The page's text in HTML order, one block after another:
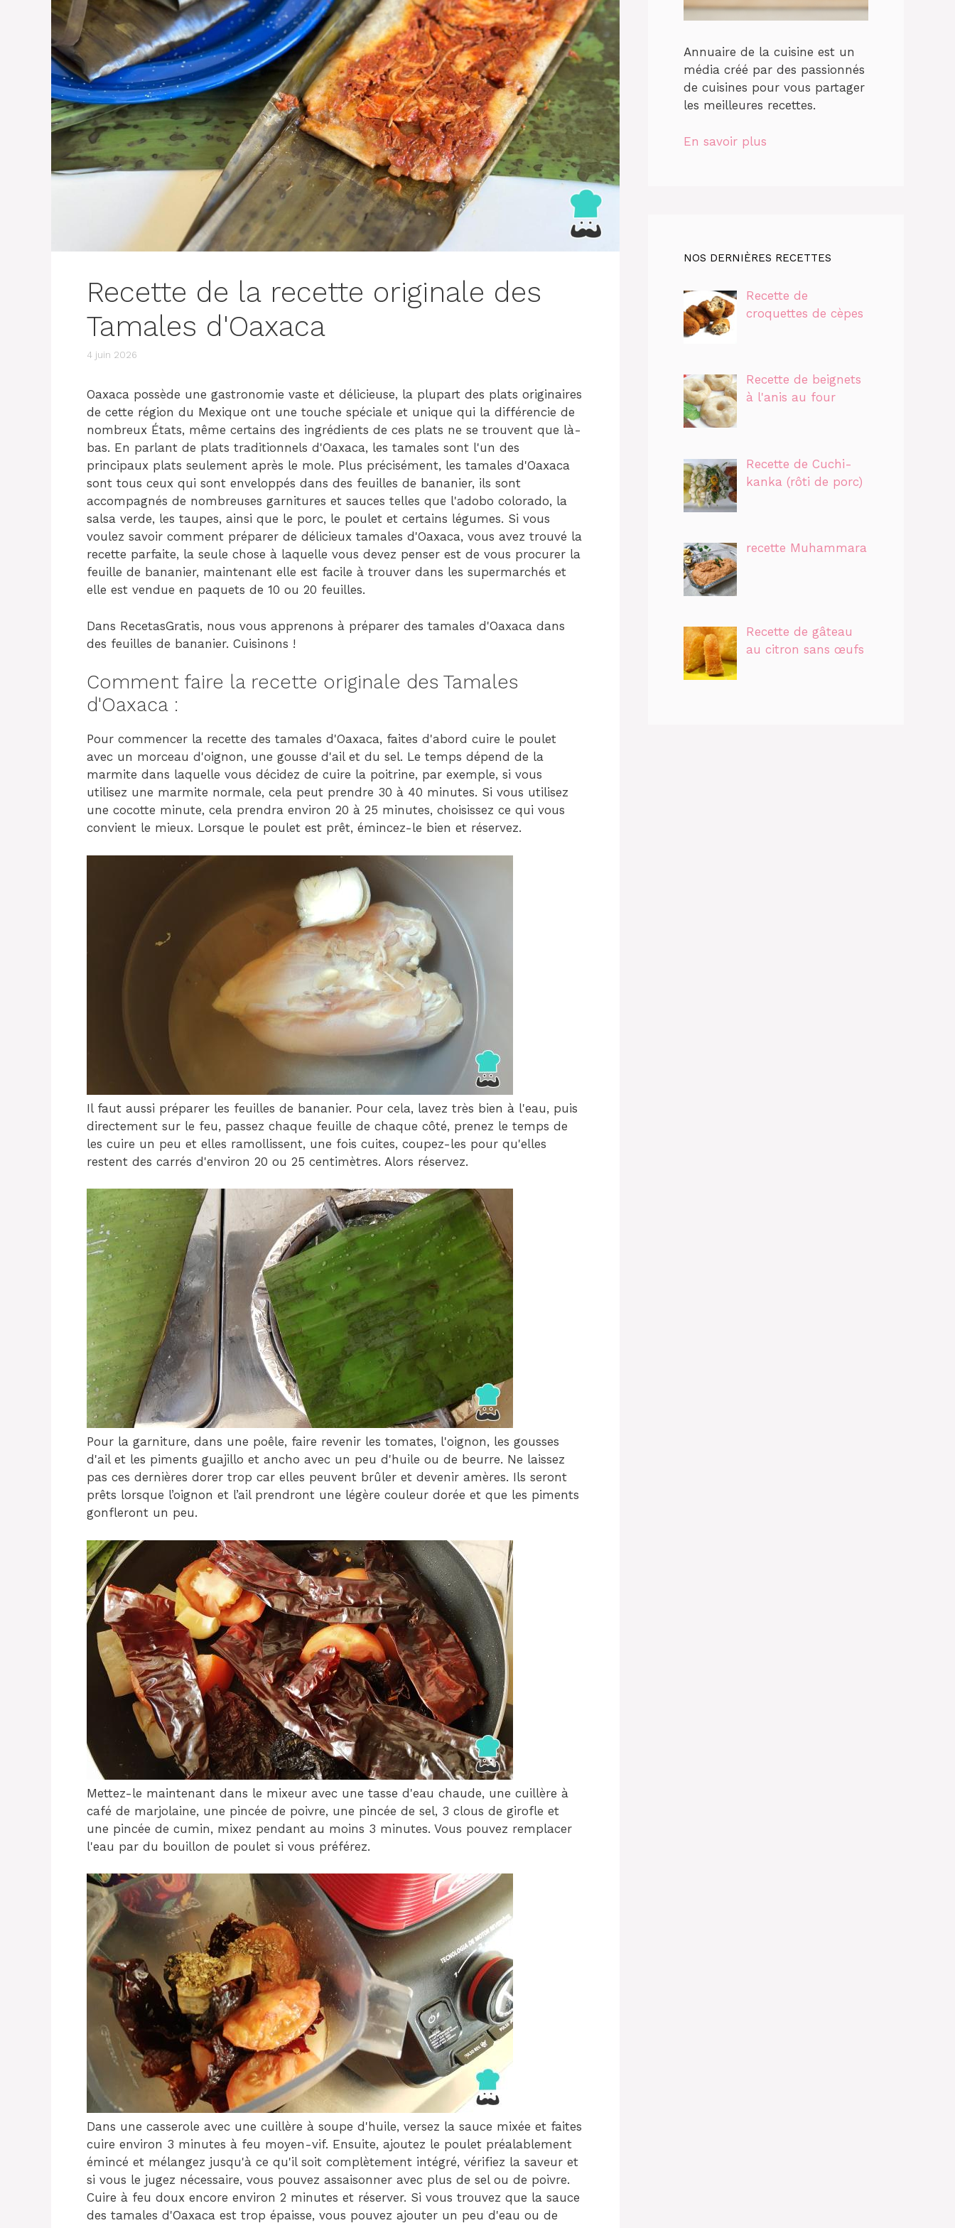
Recette de la recette originale des
Tamales d'Oaxaca
4 juin 2026
Oaxaca possède une gastronomie vaste et délicieuse, la plupart des plats originaires
de cette région du Mexique ont une touche spéciale et unique qui la différencie de
nombreux États, même certains des ingrédients de ces plats ne se trouvent que là-
bas. En parlant de plats traditionnels d'Oaxaca, les tamales sont l'un des
principaux plats seulement après le mole. Plus précisément, les tamales d'Oaxaca
sont tous ceux qui sont enveloppés dans des feuilles de bananier, ils sont
accompagnés de nombreuses garnitures et sauces telles que l'adobo colorado, la
salsa verde, les taupes, ainsi que le porc, le poulet et certains légumes. Si vous
voulez savoir comment préparer de délicieux tamales d'Oaxaca, vous avez trouvé la
recette parfaite, la seule chose à laquelle vous devez penser est de vous procurer la
feuille de bananier, maintenant elle est facile à trouver dans les supermarchés et
elle est vendue en paquets de 10 ou 20 feuilles.
Dans RecetasGratis, nous vous apprenons à préparer des tamales d'Oaxaca dans
des feuilles de bananier. Cuisinons !
Comment faire la recette originale des Tamales
d'Oaxaca :
Pour commencer la recette des tamales d'Oaxaca, faites d'abord cuire le poulet
avec un morceau d'oignon, une gousse d'ail et du sel. Le temps dépend de la
marmite dans laquelle vous décidez de cuire la poitrine, par exemple, si vous
utilisez une marmite normale, cela peut prendre 30 à 40 minutes. Si vous utilisez
une cocotte minute, cela prendra environ 20 à 25 minutes, choisissez ce qui vous
convient le mieux. Lorsque le poulet est prêt, émincez-le bien et réservez.
Il faut aussi préparer les feuilles de bananier. Pour cela, lavez très bien à l'eau, puis
directement sur le feu, passez chaque feuille de chaque côté, prenez le temps de
les cuire un peu et elles ramollissent, une fois cuites, coupez-les pour qu'elles
restent des carrés d'environ 20 ou 25 centimètres. Alors réservez.
Pour la garniture, dans une poêle, faire revenir les tomates, l'oignon, les gousses
d'ail et les piments guajillo et ancho avec un peu d'huile ou de beurre. Ne laissez
pas ces dernières dorer trop car elles peuvent brûler et devenir amères. Ils seront
prêts lorsque l’oignon et l’ail prendront une légère couleur dorée et que les piments
gonfleront un peu.
Mettez-le maintenant dans le mixeur avec une tasse d'eau chaude, une cuillère à
café de marjolaine, une pincée de poivre, une pincée de sel, 3 clous de girofle et
une pincée de cumin, mixez pendant au moins 3 minutes. Vous pouvez remplacer
l'eau par du bouillon de poulet si vous préférez.
Dans une casserole avec une cuillère à soupe d'huile, versez la sauce mixée et faites
cuire environ 3 minutes à feu moyen-vif. Ensuite, ajoutez le poulet préalablement
émincé et mélangez jusqu'à ce qu'il soit complètement intégré, vérifiez la saveur et
si vous le jugez nécessaire, vous pouvez assaisonner avec plus de sel ou de poivre.
Cuire à feu doux encore environ 2 minutes et réserver. Si vous trouvez que la sauce
des tamales d'Oaxaca est trop épaisse, vous pouvez ajouter un peu d'eau ou de
Annuaire de la cuisine est un
média créé par des passionnés
de cuisines pour vous partager
les meilleures recettes.
En savoir plus
NOS DERNIÈRES RECETTES
Recette de
croquettes de cèpes
Recette de beignets
à l'anis au four
Recette de Cuchi-
kanka (rôti de porc)
recette Muhammara
Recette de gâteau
au citron sans œufs